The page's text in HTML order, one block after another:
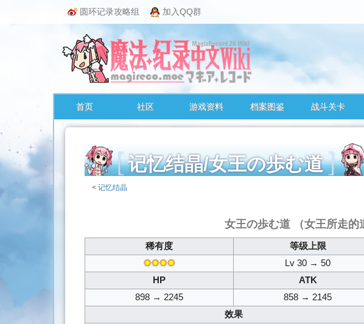
圆环记录攻略组 加入QQ群
首页 社区 游戏资料 档案图鉴 战斗关卡
记忆结晶/女王の歩む道
<记忆结晶
航
女王の歩む道（女王所走的
稀有度 等级上限
✸✸✸✸
Lv 30 → 50
HP
ATK
898 → 2245
858 → 2145
效果